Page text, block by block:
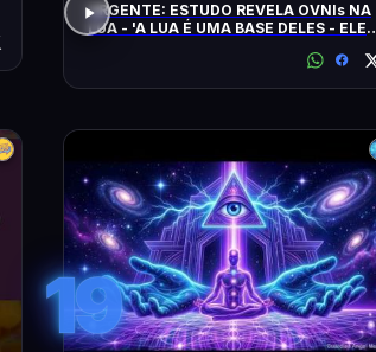
URGENTE: ESTUDO REVELA OVNIs NA
LUA - 'A LUA É UMA BASE DELES - ELES
19